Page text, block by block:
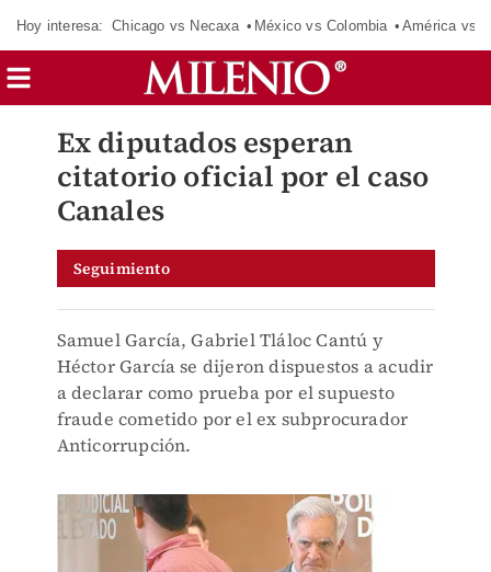
Hoy interesa: Chicago vs Necaxa México vs Colombia América vs
Ex diputados esperan
citatorio oficial por el caso
Canales
Seguimiento
Samuel García, Gabriel Tláloc Cantú y
Héctor García se dijeron dispuestos a acudir
a declarar como prueba por el supuesto
fraude cometido por el ex subprocurador
Anticorrupción.